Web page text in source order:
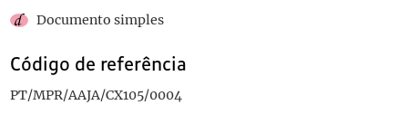
Documento simples
Código de referência
PT/MPR/AAJA/CX105/0004